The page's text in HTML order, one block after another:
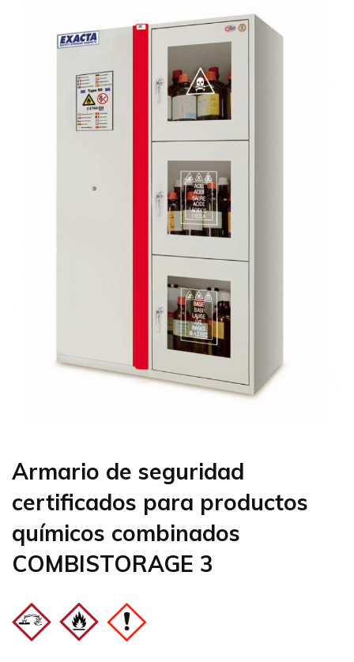
Armario de seguridad
certificados para productos
químicos combinados
COMBISTORAGE 3